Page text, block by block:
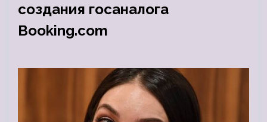
создания госаналога
Booking.com